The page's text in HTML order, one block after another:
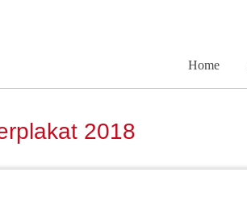
Home
2018